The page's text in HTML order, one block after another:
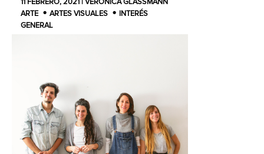
11 FEBRERO, 2021 | VERÓNICA GLASSMANN
ARTE
ARTES VISUALES
INTERÉS
GENERAL